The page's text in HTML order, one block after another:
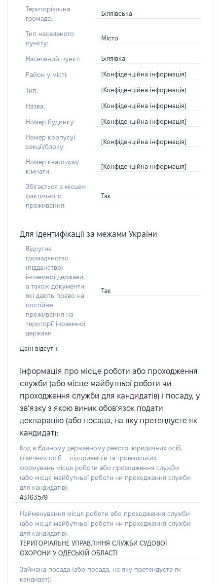
Територіальна
громада:
Біляївська
Тип населеного
пункту:
Місто
Населений пункт: Біляївка
Район у місті: [Конфіденційна інформація]
Тип: [Конфіденційна інформація]
Назва: [Конфіденційна інформація]
Номер будинку: [Конфіденційна інформація]
Номер корпусу/
секції/блоку:
[Конфіденційна інформація]
Номер квартири/
кімнати:
[Конфіденційна інформація]
Збігається з місцем
фактичного
проживання:
Так
Для ідентифікації за межами України
Відсутнє
громадянство
(підданство)
іноземної держави,
а також документи,
які дають право на
постійне
проживання на
території іноземної
держави
Так
Дані відсутні
Інформація про місце роботи або проходження
служби (або місце майбутньої роботи чи
проходження служби для кандидатів) і посаду, у
зв’язку з якою виник обов’язок подати
декларацію (або посада, на яку претендуєте як
кандидат):
Код в Єдиному державному реєстрі юридичних осіб,
фізичних осіб – підприємців та громадських
формувань місця роботи або проходження служби
(або місця майбутньої роботи чи проходження служби
для кандидатів):
43163579
Найменування місця роботи або проходження служби
(або місця майбутньої роботи чи проходження служби
для кандидатів):
ТЕРИТОРІАЛЬНЕ УПРАВЛІННЯ СЛУЖБИ СУДОВОЇ
ОХОРОНИ У ОДЕСЬКІЙ ОБЛАСТІ
Займана посада (або посада, на яку претендуєте як
кандидат):